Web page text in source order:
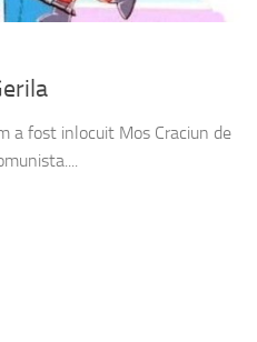
a fost inlocuit Mos Craciun de